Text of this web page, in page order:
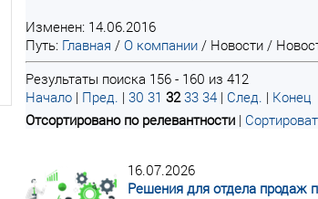
Изменен: 14.06.2016
Путь: Главная / О компании / Новости /
Результаты поиска 156 - 160 из 412
Начало | Пред. | 30 31 32 33 34 | След. | Конец
Отсортировано по релевантности |
16.07.2026
Решения для отдела продаж